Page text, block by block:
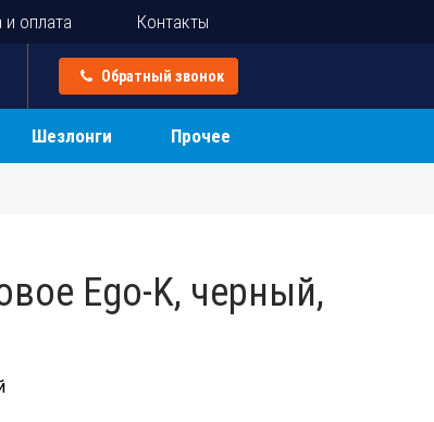
оплата Контакты
Обратный звонок
Шезлонги Прочее
Ego-K, черный,